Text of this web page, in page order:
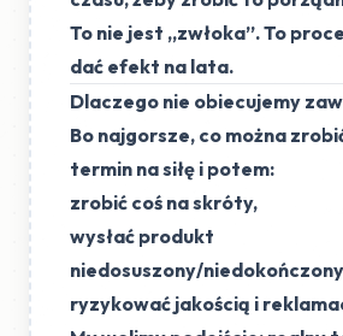
To nie jest „zwłoka”. To
dać efekt na lata.
Dlaczego nie obiecujemy
Bo najgorsze, co można
termin na siłę i potem:
zrobić coś na skróty,
wysłać produkt
niedosuszony/
ryzykować jakością i